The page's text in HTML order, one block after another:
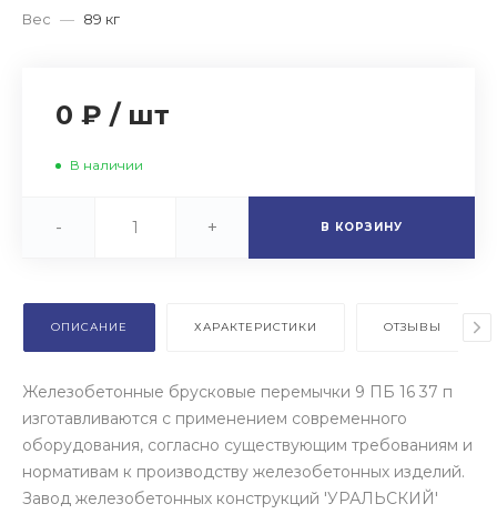
Вес — 89 кг
0 ₽ / шт
В наличии
- + В КОРЗИНУ
ОПИСАНИЕ ХАРАКТЕРИСТИКИ ОТЗЫВЫ
Железобетонные брусковые перемычки 9 ПБ 16 37 п
изготавливаются с применением современного
оборудования, согласно существующим требованиям и
нормативам к производству железобетонных изделий.
Завод железобетонных конструкций 'УРАЛЬСКИЙ'